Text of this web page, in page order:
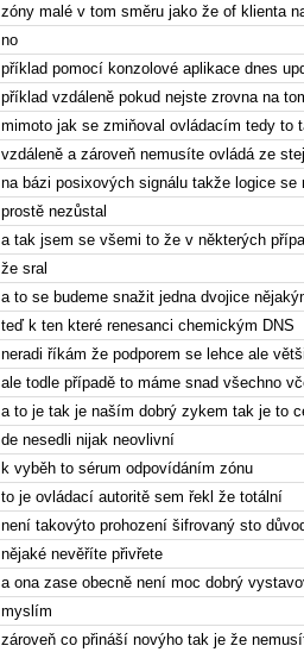
zóny malé v tom směru jako že of klienta
no
příklad pomocí konzolové aplikace dnes
příklad vzdáleně pokud nejste zrovna na
mimoto jak se zmiňoval ovládacím tedy to
vzdáleně a zároveň nemusíte ovládá ze
na bázi posixových signálu takže logice
prostě nezůstal
a tak jsem se všemi to že v některých
že sral
a to se budeme snažit jedna dvojice
teď k ten které renesanci chemickým DNS
neradi říkám že podporem se lehce ale
ale todle případě to máme snad všechno
a to je tak je naším dobrý zykem tak je to
de nesedli nijak neovlivní
k vyběh to sérum odpovídáním zónu
to je ovládací autoritě sem řekl že totální
není takovýto prohození šifrovaný sto
nějaké nevěříte přivřete
a ona zase obecně není moc dobrý
myslím
zároveň co přináší novýho tak je že